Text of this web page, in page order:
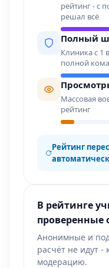
рейтинг - с
решал всё
Полный
Клиника с 1
полной
Массовая
рейтинг
Рейтинг
В рейтинге
проверенные
Анонимные и
расчёт не идут
модерацию.